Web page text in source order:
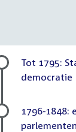
Submenu
Tot 1795:
democratie
1796-1848: